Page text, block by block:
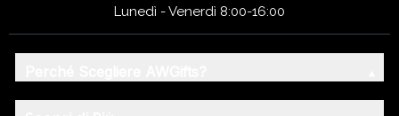
Lunedì - Venerdì 8:00-16:00